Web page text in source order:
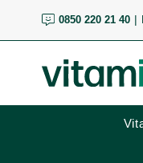
0850 220 21 40